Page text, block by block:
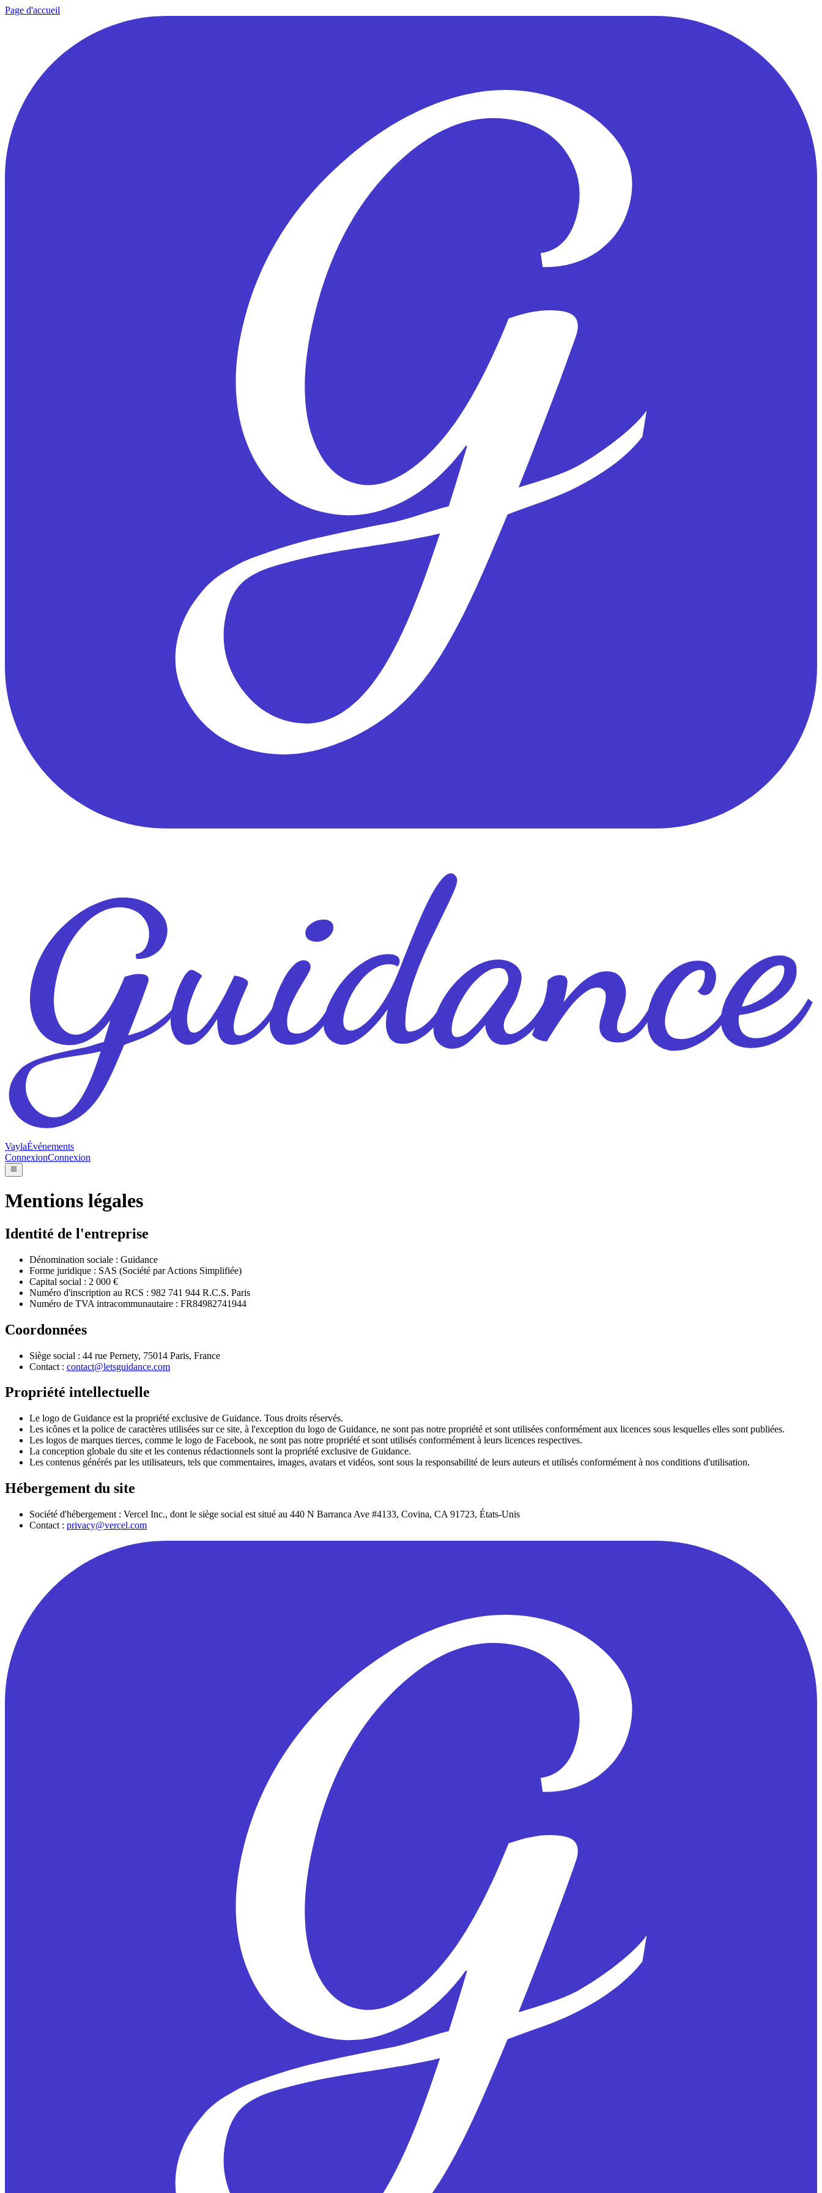
Page d'accueil
VaylaÉvénements
ConnexionConnexion
Mentions légales
Identité de l'entreprise
Dénomination sociale : Guidance
Forme juridique : SAS (Société par Actions Simplifiée)
Capital social : 2 000 €
Numéro d'inscription au RCS : 982 741 944 R.C.S. Paris
Numéro de TVA intracommunautaire : FR84982741944
Coordonnées
Siège social : 44 rue Pernety, 75014 Paris, France
Contact : contact@letsguidance.com
Propriété intellectuelle
Le logo de Guidance est la propriété exclusive de Guidance. Tous droits réservés.
Les icônes et la police de caractères utilisées sur ce site, à l'exception du logo de Guidance, ne sont pas notre propriété et sont utilisées conformément aux licences sous lesquelles elles sont publiées.
Les logos de marques tierces, comme le logo de Facebook, ne sont pas notre propriété et sont utilisés conformément à leurs licences respectives.
La conception globale du site et les contenus rédactionnels sont la propriété exclusive de Guidance.
Les contenus générés par les utilisateurs, tels que commentaires, images, avatars et vidéos, sont sous la responsabilité de leurs auteurs et utilisés conformément à nos conditions d'utilisation.
Hébergement du site
Société d'hébergement : Vercel Inc., dont le siège social est situé au 440 N Barranca Ave #4133, Covina, CA 91723, États-Unis
Contact : privacy@vercel.com